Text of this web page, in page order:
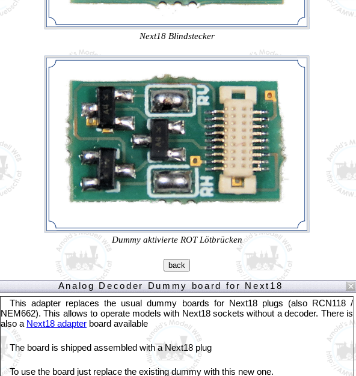
Next18 Blindstecker
Dummy aktivierte ROT Lötbrücken
Analog Decoder Dummy board for Next18
This adapter replaces the usual dummy boards for Next18 plugs (also
RCN118 /
NEM662). This allows to operate models with Next18 sockets without a decoder. There is
also a Next18 adapter board available
The board is shipped assembled with a Next18 plug
To use the board just replace the existing dummy with this new one.